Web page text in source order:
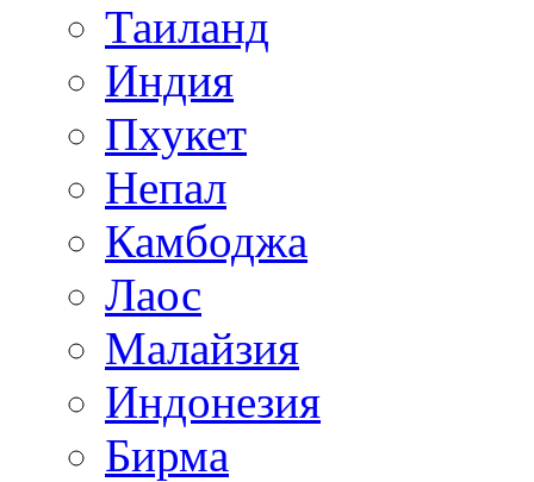
Таиланд
Индия
Пхукет
Непал
Камбоджа
Лаос
Малайзия
Индонезия
Бирма